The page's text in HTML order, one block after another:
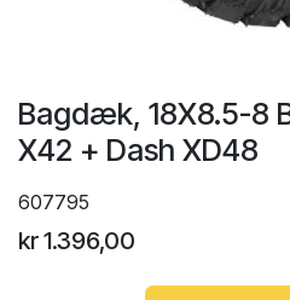
Bagdæk, 18X8.5-8
X42 + Dash XD48
607795
kr1.396,00